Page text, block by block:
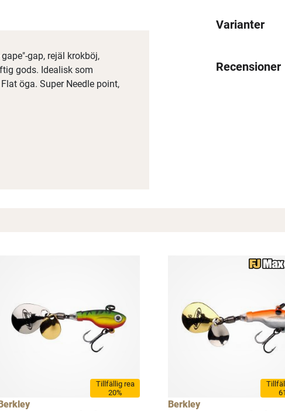
Bättre priser, fri frakt på alla ordrar, bonuscheck varje månad
och mycket mer. Spara tusenlappar idag!
gap, rejäl krokböj,
gods. Idealisk som
öga. Super Needle point,
Varianter
Recensioner
Tillfällig rea
20%
Berkley